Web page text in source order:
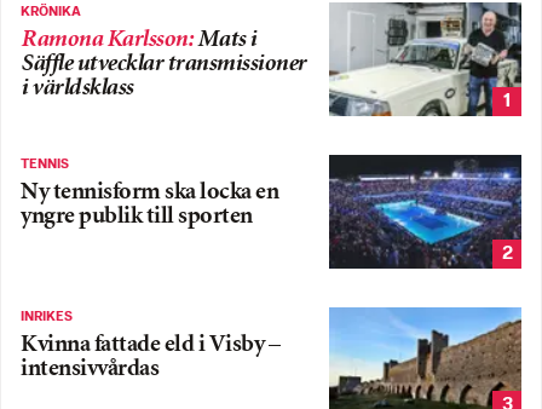
KRÖNIKA
Ramona Karlsson:Mats i
Säffle utvecklar transmissioner
i världsklass
1
TENNIS
Ny tennisform ska locka en
yngre publik till sporten
2
INRIKES
Kvinna fattade eld i Visby –
intensivvårdas
3